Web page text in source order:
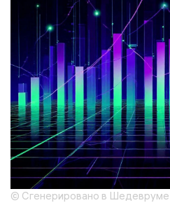
© Сгенерировано в Шедевруме